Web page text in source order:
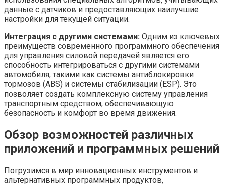
данные с датчиков и предоставляющих наилучшие
настройки для текущей ситуации.
Интеграция с другими системами: Одним из ключевых
преимуществ современного программного обеспечения
для управления силовой передачей является его
способность интегрироваться с другими системами
автомобиля, такими как системы антиблокировки
тормозов (ABS) и системы стабилизации (ESP). Это
позволяет создать комплексную систему управления
транспортным средством, обеспечивающую
безопасность и комфорт во время движения.
Обзор возможностей различных
приложений и программных решений
Погрузимся в мир инновационных инструментов и
альтернативных программных продуктов,